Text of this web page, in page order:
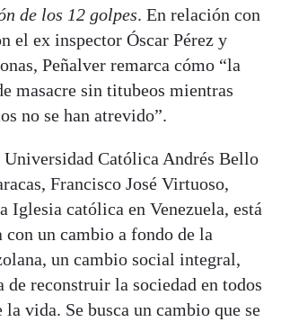
de los 12 golpes. En relación con
el ex inspector Óscar Pérez y
Peñalver remarca cómo “la
masacre sin titubeos mientras
no se han atrevido”.
Católica Andrés Bello
Francisco José Virtuoso,
Iglesia católica en Venezuela, está
un cambio a fondo de la
un cambio social integral,
de reconstruir la sociedad en todos
vida. Se busca un cambio que se